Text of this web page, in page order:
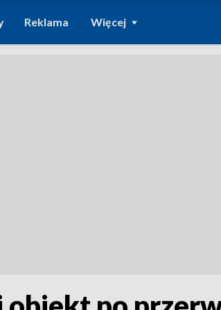
Reklama Więcej